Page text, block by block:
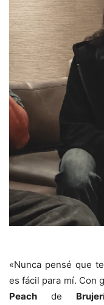
«Nunca pensé que
es fácil para mí. Con
Peach de